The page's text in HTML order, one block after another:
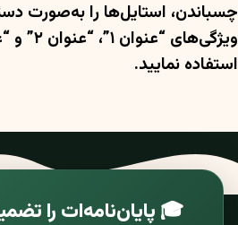
چسباندن، استایل‌ها را به‌صورت
استفاده نمایید.
🎓 پایان‌نامه‌ات را